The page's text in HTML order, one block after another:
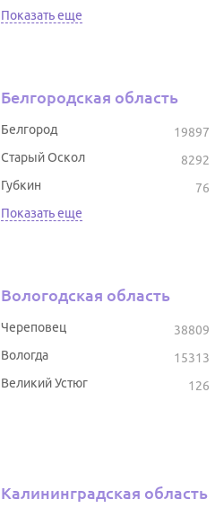
Показать еще
Белгородская область
19897
Белгород
8292
Старый Оскол
76
Губкин
Показать еще
Вологодская область
38809
Череповец
15313
Вологда
126
Великий Устюг
Калининградская область